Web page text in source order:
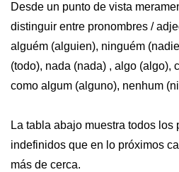
Desde un punto de vista
distinguir entre pronombres /
alguém (alguien), ninguém
(todo), nada (nada) , algo (algo),
como algum (alguno), nenhum
La tabla abajo muestra todos los
indefinidos que en lo próximos
más de cerca.